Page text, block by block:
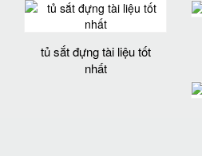
tủ sắt đựng tài liệu tốt
nhất